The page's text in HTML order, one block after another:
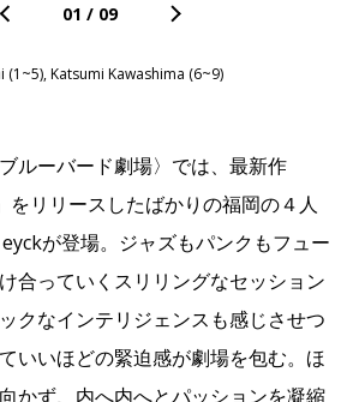
01 / 09
Katsumi Kawashima (6~9)
ルーバード劇場〉では、最新作
をリリースしたばかりの福岡の４人
が登場。ジャズもパンクもフュー
合っていくスリリングなセッション
クなインテリジェンスも感じさせつ
いいほどの緊迫感が劇場を包む。ほ
かず、内へ内へとパッションを凝縮